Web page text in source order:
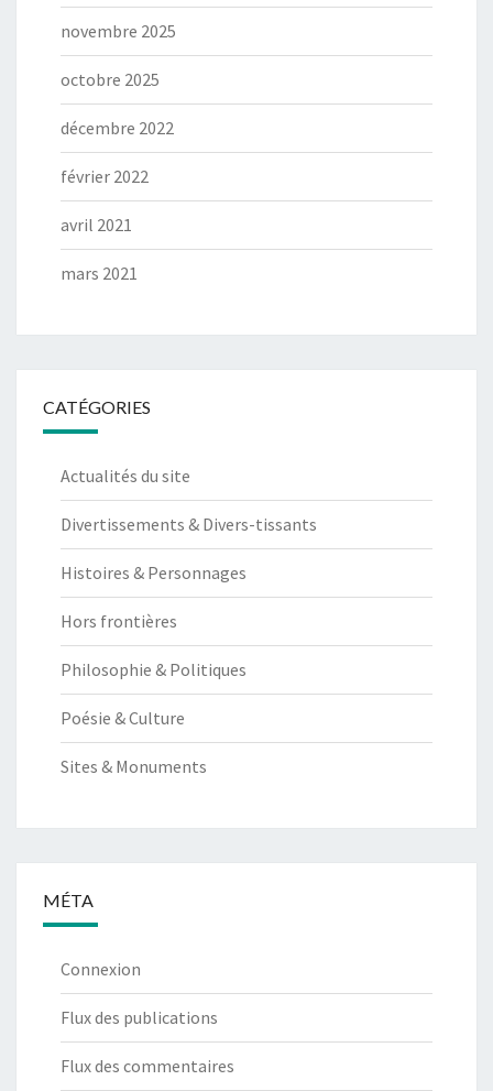
novembre 2025
octobre 2025
décembre 2022
février 2022
avril 2021
mars 2021
CATÉGORIES
Actualités du site
Divertissements & Divers-tissants
Histoires & Personnages
Hors frontières
Philosophie & Politiques
Poésie & Culture
Sites & Monuments
MÉTA
Connexion
Flux des publications
Flux des commentaires